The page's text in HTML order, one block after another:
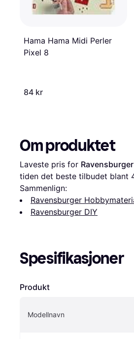
Hama Hama Midi Perler
Pixel 8
84 kr
Om produktet
Laveste pris for
tiden det beste tilbudet blant
Sammenlign:
Ravensburger
Ravensburger DIY
Spesifikasjoner
Produkt
Modellnavn